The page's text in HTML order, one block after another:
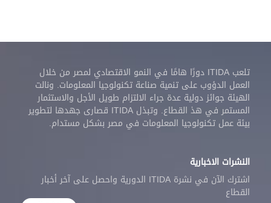
تلعب ITIDA دورًا هامًا في النمو الاقتصادي لمصر من خلال
العمل الدؤوب على تنمية صناعة تكنولوجيا المعلومات. ونالت
الهيئة جوائز دولية عدة جراء الالتزام طويل الأجل والاستثمار
المستمر في هذ القطاع. وتبذل ITIDA قصارى جهدها لتطوير
بيئة عمل تكنولوجيا المعلومات في مصر بشكل مستدام.
النشرات الاخبارية
اشترك الآن في نشرة ITIDA الدورية واحصل على آخر أخبار
القطاع